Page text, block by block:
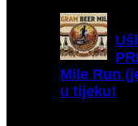
Mile Run
u tijeku!